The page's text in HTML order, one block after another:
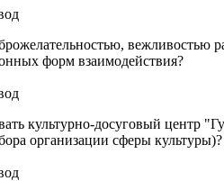
форм взаимодействия?
центр "Губернский" родственникам и знакомым (могли бы
организации сферы культуры)?